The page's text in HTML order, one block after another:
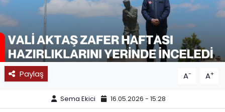
Paylaş A- A+
Sema Ekici 16.05.2026 - 15:28
11:11 MANŞET